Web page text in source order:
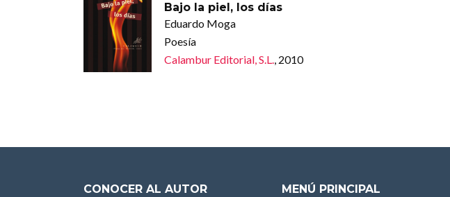
Bajo la piel, los días
Eduardo Moga
Poesía
Calambur Editorial, S.L.
, 2010
CONOCER AL AUTOR MENÚ PRINCIPAL